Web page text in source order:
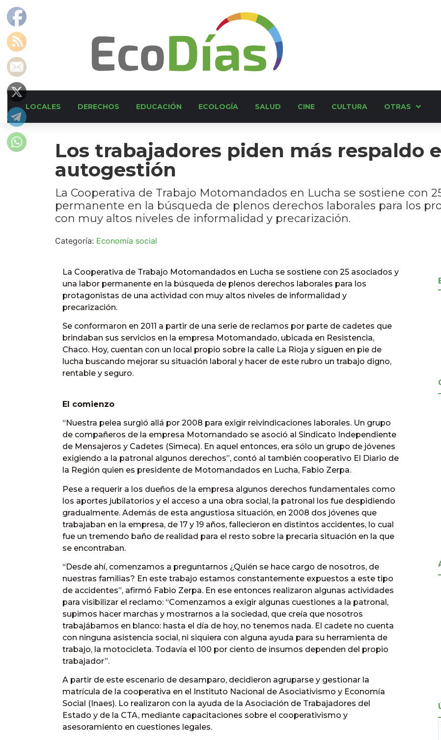
LOCALES DERECHOS EDUCACIÓN ECOLOGÍA SALUD CINE CULTURA OTRAS
Los trabajadores piden más respaldo
autogestión
La Cooperativa de Trabajo Motomandados en Lucha se sostiene con
permanente en la búsqueda de plenos derechos laborales para los
con muy altos niveles de informalidad y precarización.
Categoría: Economía social
La Cooperativa de Trabajo Motomandados en Lucha se sostiene con 25 asociados y
una labor permanente en la búsqueda de plenos derechos laborales para los
protagonistas de una actividad con muy altos niveles de informalidad y
precarización.
Se conformaron en 2011 a partir de una serie de reclamos por parte de cadetes que
brindaban sus servicios en la empresa Motomandado, ubicada en Resistencia,
Chaco. Hoy, cuentan con un local propio sobre la calle La Rioja y siguen en pie de
lucha buscando mejorar su situación laboral y hacer de este rubro un trabajo digno,
rentable y seguro.
El comienzo
“Nuestra pelea surgió allá por 2008 para exigir reivindicaciones laborales. Un grupo
de compañeros de la empresa Motomandado se asoció al Sindicato Independiente
de Mensajeros y Cadetes (Simeca). En aquel entonces, era sólo un grupo de jóvenes
exigiendo a la patronal algunos derechos”, contó al también cooperativo El Diario de
la Región quien es presidente de Motomandados en Lucha, Fabio Zerpa.
Pese a requerir a los dueños de la empresa algunos derechos fundamentales como
los aportes jubilatorios y el acceso a una obra social, la patronal los fue despidiendo
gradualmente. Además de esta angustiosa situación, en 2008 dos jóvenes que
trabajaban en la empresa, de 17 y 19 años, fallecieron en distintos accidentes, lo cual
fue un tremendo baño de realidad para el resto sobre la precaria situación en la que
se encontraban.
“Desde ahí, comenzamos a preguntarnos ¿Quién se hace cargo de nosotros, de
nuestras familias? En este trabajo estamos constantemente expuestos a este tipo
de accidentes”, afirmó Fabio Zerpa. En ese entonces realizaron algunas actividades
para visibilizar el reclamo: “Comenzamos a exigir algunas cuestiones a la patronal,
supimos hacer marchas y mostrarnos a la sociedad, que creía que nosotros
trabajábamos en blanco: hasta el día de hoy, no tenemos nada. El cadete no cuenta
con ninguna asistencia social, ni siquiera con alguna ayuda para su herramienta de
trabajo, la motocicleta. Todavía el 100 por ciento de insumos dependen del propio
trabajador”.
A partir de este escenario de desamparo, decidieron agruparse y gestionar la
matrícula de la cooperativa en el Instituto Nacional de Asociativismo y Economía
Social (Inaes). Lo realizaron con la ayuda de la Asociación de Trabajadores del
Estado y de la CTA, mediante capacitaciones sobre el cooperativismo y
asesoramiento en cuestiones legales.